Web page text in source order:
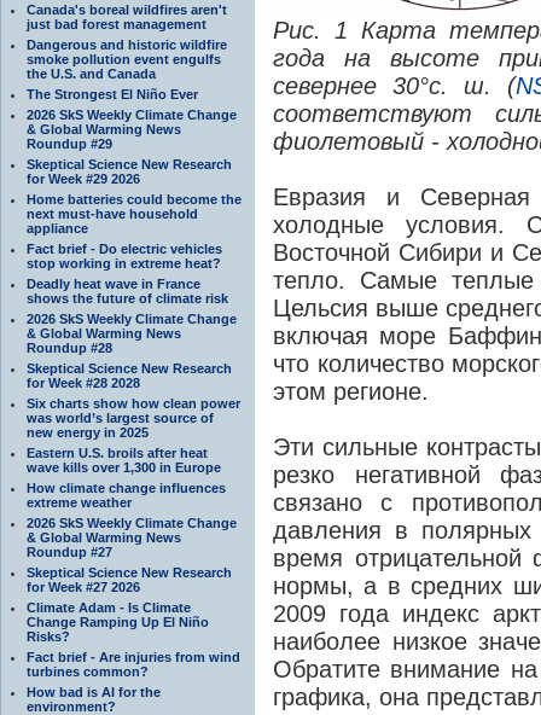
Canada's boreal wildfires aren't
just bad forest management
Dangerous and historic wildfire
smoke pollution event engulfs
the U.S. and Canada
The Strongest El Niño Ever
2026 SkS Weekly Climate Change
& Global Warming News
Roundup #29
Skeptical Science New Research
for Week #29 2026
Home batteries could become the
next must-have household
appliance
Fact brief - Do electric vehicles
stop working in extreme heat?
Deadly heat wave in France
shows the future of climate risk
2026 SkS Weekly Climate Change
& Global Warming News
Roundup #28
Skeptical Science New Research
for Week #28 2028
Six charts show how clean power
was world’s largest source of
new energy in 2025
Eastern U.S. broils after heat
wave kills over 1,300 in Europe
How climate change influences
extreme weather
2026 SkS Weekly Climate Change
& Global Warming News
Roundup #27
Skeptical Science New Research
for Week #27 2026
Climate Adam - Is Climate
Change Ramping Up El Niño
Risks?
Fact brief - Are injuries from wind
turbines common?
How bad is AI for the
environment?
Рис. 1 Карта
года на высоте
севернее 30°с. ш. (
соответствуют
фиолетовый -
Евразия и
холодные условия.
Восточной Сибири и
тепло. Самые
Цельсия выше
включая море
что количество
этом регионе.
Эти сильные
резко негативной
связано с
давления в
время
нормы, а в средних
2009 года индекс
наиболее низкое
Обратите внимание
графика, она